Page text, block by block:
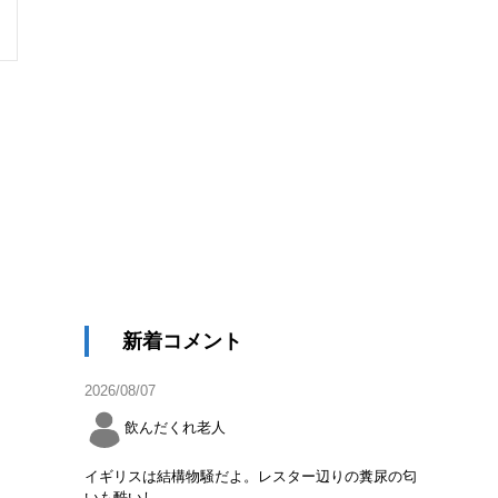
新着コメント
2026/08/07
飲んだくれ老人
イギリスは結構物騒だよ。レスター辺りの糞尿の匂